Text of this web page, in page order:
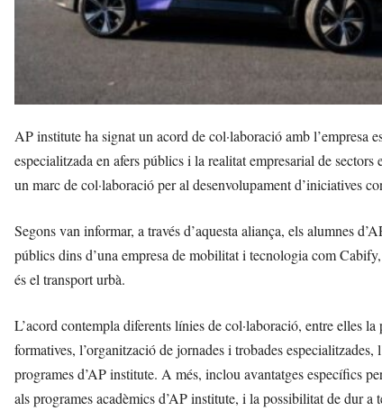
AP institute ha signat un acord de col·laboració amb
especialitzada en afers públics i la realitat empresarial de
un marc de col·laboració per al desenvolupament d’iniciatives
Segons van informar, a través d’aquesta aliança, els alumnes
públics dins d’una empresa de mobilitat i tecnologia com
és el transport urbà.
L’acord contempla diferents línies de col·laboració, entre elles
formatives, l’organització de jornades i trobades
programes d’AP institute. A més, inclou avantatges específics
als programes acadèmics d’AP institute, i la possibilitat de dur